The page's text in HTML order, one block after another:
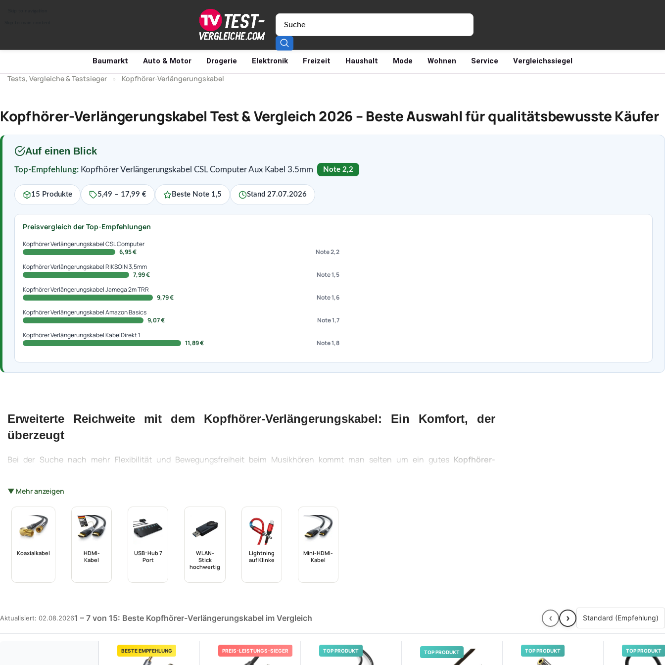
Baumarkt Auto & Motor Drogerie Elektronik Freizeit Haushalt Mode Wohnen Service Vergleichssiegel
Tests, Vergleiche & Testsieger » Kopfhörer-Verlängerungskabel
Kopfhörer-Verlängerungskabel Test & Vergleich 2026 – Beste Auswahl für qualitätsbewusste Käufer
Auf einen Blick
Top-Empfehlung: Kopfhörer Verlängerungskabel CSL Computer Aux Kabel 3.5mm Note 2,2
15 Produkte 5,49 – 17,99 € Beste Note 1,5 Stand 27.07.2026
Preisvergleich der Top-Empfehlungen
Kopfhörer Verlängerungskabel CSL Computer
6,95 €
Note 2,2
Kopfhörer Verlängerungskabel RIKSOIN 3,5mm
7,99 €
Note 1,5
Kopfhörer Verlängerungskabel Jamega 2m TRR
9,79 €
Note 1,6
Kopfhörer Verlängerungskabel Amazon Basics
9,07 €
Note 1,7
Kopfhörer Verlängerungskabel KabelDirekt 1
11,89 €
Note 1,8
Erweiterte Reichweite mit dem Kopfhörer-Verlängerungskabel: Ein Komfort, der
überzeugt
Bei der Suche nach mehr Flexibilität und Bewegungsfreiheit beim Musikhören kommt man selten um ein gutes Kopfhörer-
ausreicht. Ob für den täglichen Gebrauch, im Homeoffice oder für das Heimkino-Erlebnis, der zusätzliche Spielraum kann einen
Verlängerungskabeldurch seine Praktikabilität und weitreichende Kompatibilität hervorgetan. In unserem Vergleich setzen wir den
Fokus auf Qualitätsmerkmale wie Tonqualität, Materialbeschaffenheit und die Verbindungstechnik, um das beste Produkt für Sie zu
ermitteln.
▼ Mehr anzeigen
Koaxialkabel
HDMI-
Kabel
USB-Hub 7
Port
WLAN-
Stick
hochwertig
Lightning
auf Klinke
Mini-HDMI-
Kabel
Aktualisiert: 02.08.20261 – 7 von 15: Beste Kopfhörer-Verlängerungskabel im Vergleich ‹ ›
BESTE EMPFEHLUNG PREIS-LEISTUNGS-SIEGER TOP PRODUKT TOP PRODUKT TOP PRODUKT TOP PRODUKT